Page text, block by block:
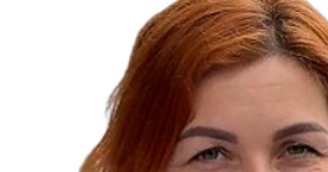
Cookies, ktoré používame
Technické a nevyhnutné cookies
Analytické a marketingové cookies
Reklamné úložisko